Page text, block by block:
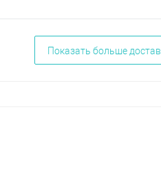
Показать больше